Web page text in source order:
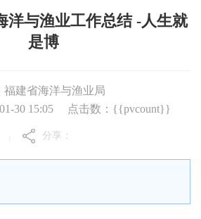
洋与渔业工作总结 -人生就
是博
福建省海洋与渔业局
30 15:05
点击数：{{pvcount}}
分享：